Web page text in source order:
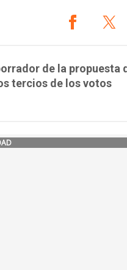
de la propuesta
tercios de los votos